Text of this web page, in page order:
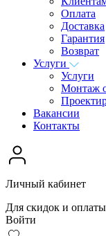
Оплата
Доставка
Гарантия
Возврат
Услуги
Услуги
Монтаж
Вакансии
Контакты
Личный кабинет
Для скидок и оплаты
Войти